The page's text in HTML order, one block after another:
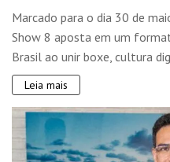
Marcado para o dia 30 de
Show 8 aposta em um
Brasil ao unir boxe, cultura
Leia mais